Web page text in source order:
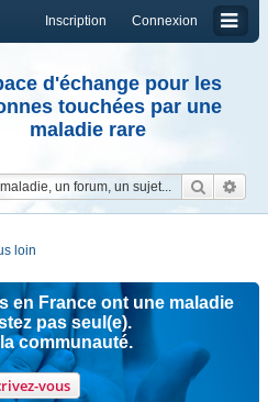
Connexion
Inscription
d'échange pour les
touchées par une
maladie rare
loin
en France ont une maladie
pas seul(e).
communauté.
vous